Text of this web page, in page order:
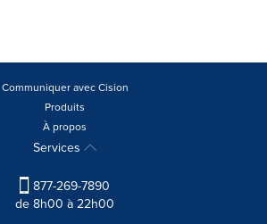
Communiquer avec Cision
Produits
À propos
Services
877-269-7890
de 8h00 à 22h00